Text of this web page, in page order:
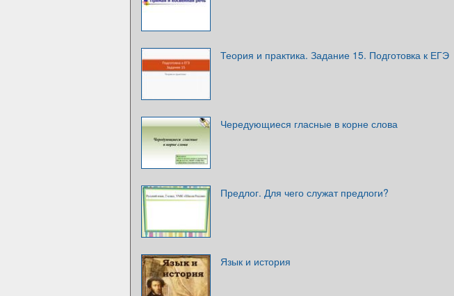
Теория и практика. Задание 15. Подготовка к ЕГЭ
Чередующиеся гласные в корне слова
Предлог. Для чего служат предлоги?
Язык и история